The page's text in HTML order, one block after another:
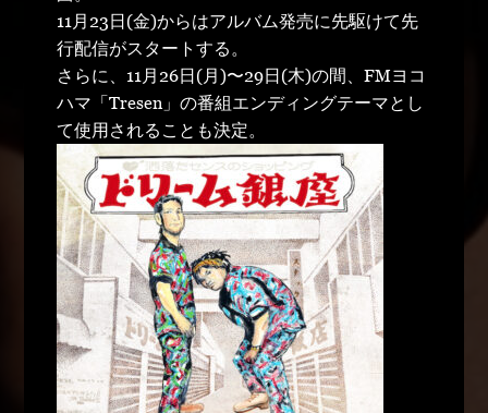
11月23日(金)からはアルバム発売に先駆けて先
行配信がスタートする。
さらに、11月26日(月)〜29日(木)の間、FMヨコ
ハマ「Tresen」の番組エンディングテーマとし
て使用されることも決定。